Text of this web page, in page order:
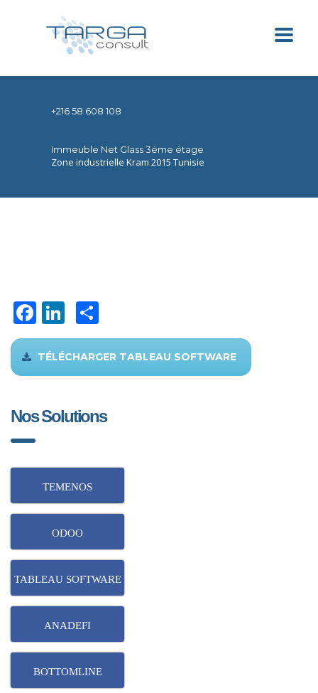
+216 58 608 108
Immeuble Net Glass 3éme étage
Zone industrielle Kram 2015 Tunisie
Facebook
LinkedIn
TÉLÉCHARGER TABLEAU SOFTWARE
Nos Solutions
TEMENOS
ODOO
TABLEAU SOFTWARE
ANADEFI
BOTTOMLINE